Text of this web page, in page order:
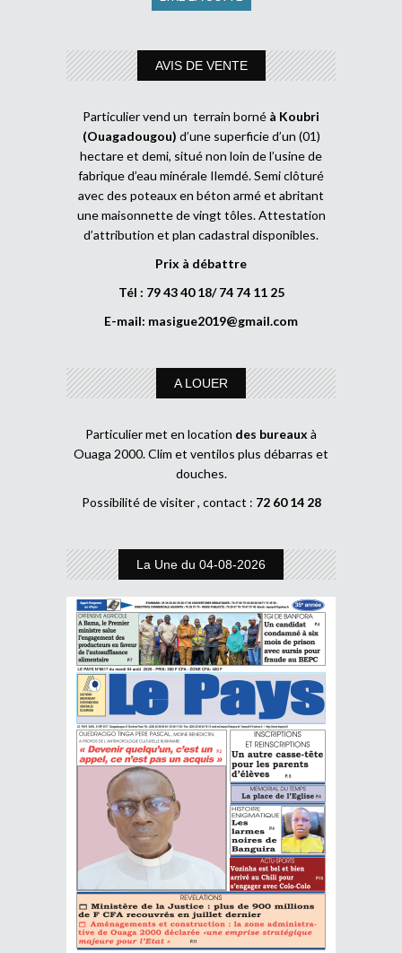
AVIS DE VENTE
Particulier vend un terrain borné à Koubri
(Ouagadougou) d’une superficie d’un (01)
hectare et demi, situé non loin de l’usine de
fabrique d’eau minérale Ilemdé. Semi clôturé
avec des poteaux en béton armé et abritant
une maisonnette de vingt tôles. Attestation
d’attribution et plan cadastral disponibles.
Prix à débattre
Tél : 79 43 40 18/ 74 74 11 25
E-mail: masigue2019@gmail.com
A LOUER
Particulier met en location des bureaux à
Ouaga 2000. Clim et ventilos plus débarras et
douches.
Possibilité de visiter , contact : 72 60 14 28
La Une du 04-08-2026